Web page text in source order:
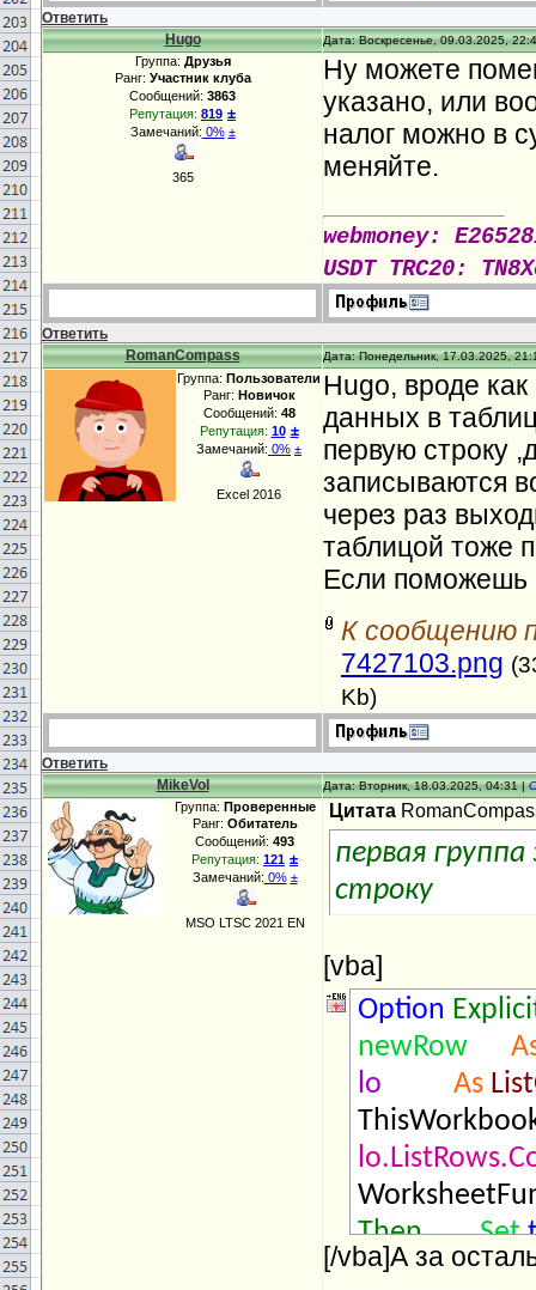
Ответить
Hugo
Дата: Воскресенье, 09.03.2025,
Группа: Друзья
Ранг: Участник клуба
Сообщений: 3863
Репутация: 819 ±
Замечаний: 0% ±
365
Ну можете
указано, или
налог можно в
меняйте.
webmoney:
USDT TRC20:
Ответить
RomanCompass
Дата: Понедельник, 17.03.2025,
Группа: Пользователи
Ранг: Новичок
Сообщений: 48
Репутация: 10 ±
Замечаний: 0% ±
Excel 2016
Hugo, вроде
данных в
первую строку
записываются
через раз
таблицой тоже
Если поможешь
К сообщению
7427103.png
Kb)
Ответить
MikeVol
Дата: Вторник, 18.03.2025, 04:31 |
Группа: Проверенные
Ранг: Обитатель
Сообщений: 493
Репутация: 121 ±
Замечаний: 0% ±
MSO LTSC 2021 EN
Цитата
первая
строку
[vba]
Option
newRow
lo
As
Then
Set
[/vba]А за